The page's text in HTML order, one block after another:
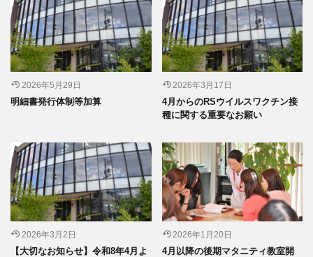
2026年5月29日
明細書発行体制等加算
2026年3月17日
4月からのRSウイルスワクチン接
種に関する重要なお願い
2026年3月2日
【大切なお知らせ】令和8年4月よ
2026年1月20日
4月以降の後期マタニティ教室開